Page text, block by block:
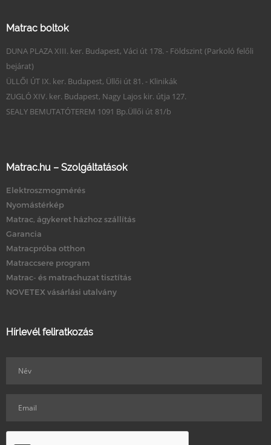
Matrac boltok
DUNA PLAZA XIII. ker. Budapest, Váci út 178. - Földszint (Parkoló felőli
bejárat)
ÜLLŐI ÚT IX. ker. Budapest, Üllői út 81. - Klinikák
ZUGLÓ XIV. ker. Budapest, Nagy Lajos kir. útja 127.
SEALY BEMUTATÓTEREM 1091 Bp.Üllői út 81/b
Matrac.hu – Szolgáltatások
Elektroszmogmérés
Nyomástérkép
Matrac, ágykeret házhoz szállítás
Garancia
Matracpróba otthon
Matraccsere program
Matrac- és matrachuzat tisztítás
NOVETEX vásárlási utalvány
Hírlevél feliratkozás